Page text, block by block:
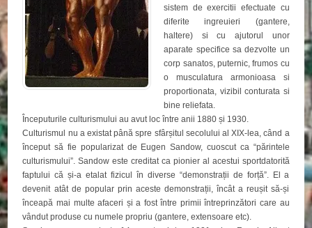
sistem de exercitii efectuate cu
diferite ingreuieri (gantere,
haltere) si cu ajutorul unor
aparate specifice sa dezvolte un
corp sanatos, puternic, frumos cu
o musculatura armonioasa si
proportionata, vizibil conturata si
bine reliefata.
Începuturile culturismului au avut loc între anii 1880 și 1930.
Culturismul nu a existat până spre sfârșitul secolului al XIX-lea, când a
început să fie popularizat de Eugen Sandow, cuoscut ca “părintele
culturismului”. Sandow este creditat ca pionier al acestui sportdatorită
faptului că și-a etalat fizicul în diverse “demonstrații de forță”. El a
devenit atât de popular prin aceste demonstrații, încât a reușit să-și
înceapă mai multe afaceri și a fost între primii întreprinzători care au
vândut produse cu numele propriu (gantere, extensoare etc).